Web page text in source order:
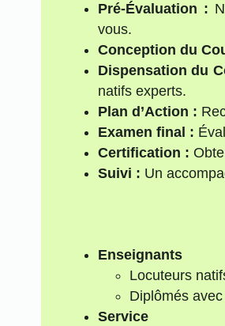
Pré-Évaluation :
vous.
Conception du
Dispensation du
natifs experts.
Plan d’Action :
Examen final :
Certification :
Suivi : Un
Enseignants
Locuteurs
Diplômés
Service